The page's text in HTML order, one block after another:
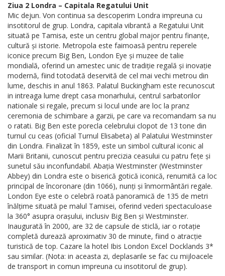
Ziua 2 Londra – Capitala Regatului Unit
Mic dejun. Von continua sa descoperim Londra impreuna cu
insotitorul de grup. Londra, capitala vibrantă a Regatului Unit
situată pe Tamisa, este un centru global major pentru finanțe,
cultură și istorie. Metropola este faimoasă pentru reperele
iconice precum Big Ben, London Eye și muzee de talie
mondială, oferind un amestec unic de tradiție regală și inovație
modernă, fiind totodată deservită de cel mai vechi metrou din
lume, deschis in anul 1863. Palatul Buckingham este recunoscut
in intreaga lume drept casa monarhului, centrul sarbatorilor
nationale si regale, precum si locul unde are loc la pranz
ceremonia de schimbare a garzii, pe care va recomandam sa nu
o ratati. Big Ben este porecla celebrului clopot de 13 tone din
turnul cu ceas (oficial Turnul Elisabeta) al Palatului Westminster
din Londra. Finalizat în 1859, este un simbol cultural iconic al
Marii Britanii, cunoscut pentru precizia ceasului cu patru fețe și
sunetul său inconfundabil. Abația Westminster (Westminster
Abbey) din Londra este o biserică gotică iconică, renumită ca loc
principal de încoronare (din 1066), nunți și înmormântări regale.
London Eye este o celebră roată panoramică de 135 de metri
înălțime situată pe malul Tamisei, oferind vederi spectaculoase
la 360° asupra orașului, inclusiv Big Ben și Westminster.
Inaugurată în 2000, are 32 de capsule de sticlă, iar o rotație
completă durează aproximativ 30 de minute, fiind o atracție
turistică de top. Cazare la hotel Ibis London Excel Docklands 3*
sau similar. (Nota: in aceasta zi, deplasarile se fac cu mijloacele
de transport in comun impreuna cu insotitorul de grup).